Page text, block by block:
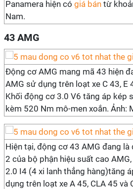
Panamera hiện có giá bán từ
Nam.
43 AMG
Động cơ AMG mang mã 43 hiện
AMG sử dụng trên loạt xe C 43, E
Khối động cơ 3.0 V6 tăng áp kép
kèm 520 Nm mô-men xoắn. Ảnh:
Hiện tại, động cơ 43 AMG đang
2 của bộ phận hiệu suất cao
2.0 I4 (4 xi lanh thẳng hàng)tăng
dụng trên loạt xe A 45, CLA 45 và